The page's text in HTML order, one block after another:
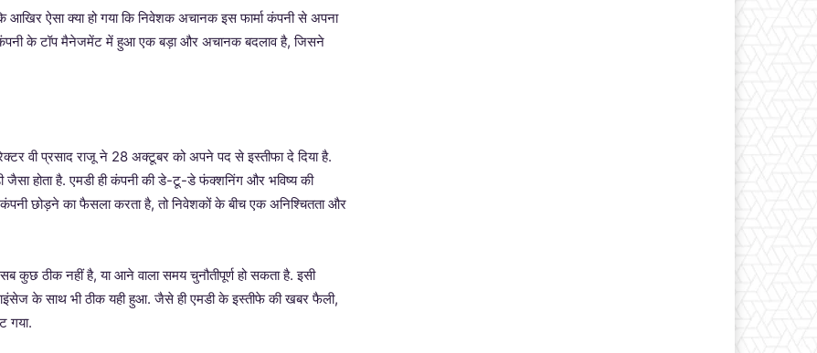
ऐसा क्या हो गया कि निवेशक अचानक इस फार्मा कंपनी से अपना
के टॉप मैनेजमेंट में हुआ एक बड़ा और अचानक बदलाव है, जिसने
वी प्रसाद राजू ने 28 अक्टूबर को अपने पद से इस्तीफा दे दिया है.
जैसा होता है. एमडी ही कंपनी की डे-टू-डे फंक्शनिंग और भविष्य की
कंपनी छोड़ने का फैसला करता है, तो निवेशकों के बीच एक अनिश्चितता और
कुछ ठीक नहीं है, या आने वाला समय चुनौतीपूर्ण हो सकता है. इसी
के साथ भी ठीक यही हुआ. जैसे ही एमडी के इस्तीफे की खबर फैली,
गया.